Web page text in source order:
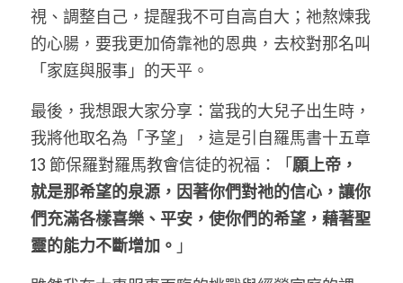
視、調整自己，提醒我不可自高自大；祂熬煉我
的心腸，要我更加倚靠祂的恩典，去校對那名叫
「家庭與服事」的天平。
最後，我想跟大家分享：當我的大兒子出生時，
我將他取名為「予望」，這是引自羅馬書十五章
13 節保羅對羅馬教會信徒的祝福：「 願上帝，
就是那希望的泉源，因著你們對祂的信心，讓你
們充滿各樣喜樂、平安，使你們的希望，藉著聖
靈的能力不斷增加。 」